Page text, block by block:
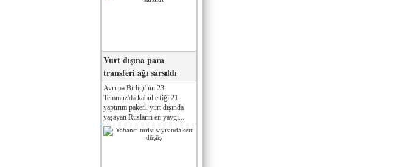
Yurt dışına para
transferi ağı sarsıldı
Avrupa Birliği'nin 23
Temmuz'da kabul ettiği 21.
yaptırım paketi, yurt dışında
yaşayan Rusların en yaygı...